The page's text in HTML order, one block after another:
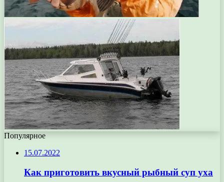
Популярное
15.07.2022
Как приготовить вкусный рыбный суп уха